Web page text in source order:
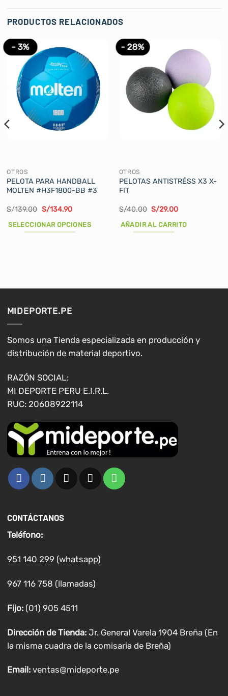
PRODUCTOS RELACIONADOS
- 3%
OTROS
PELOTA PARA HANDBALL
MOLTEN #H3F1800-BB #3
S/139.00 El
original
era:
S/134.90El
actual
es:
SELECCIONAR OPCIONES
se
pueden
elegir
en
página
de
producto
- 28%
OTROS
PELOTAS ANTISTRÉSS X3 X-
FIT
S/40.00 El
original
era:
S/29.00El
actual
AÑADIR AL CARRITO
MIDEPORTE.PE
Somos una Tienda especializada en producción y
distribución de material deportivo.
RAZÓN SOCIAL:
MI DEPORTE PERU E.I.R.L.
RUC: 20608922114
CONTÁCTANOS
Teléfono:
951 140 299 (whatsapp)
967 116 758 (llamadas)
Fijo:(01) 905 4511
Dirección de Tienda: Jr. General Varela 1904 Breña (En
la misma cuadra de la comisaria de Breña)
Email: ventas@mideporte.pe